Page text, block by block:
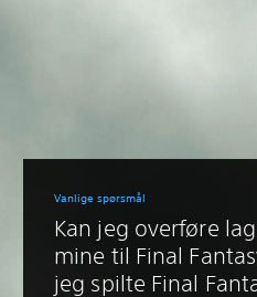
Vanlige spørsmål
Kan jeg overføre
mine til Final
jeg spilte Final